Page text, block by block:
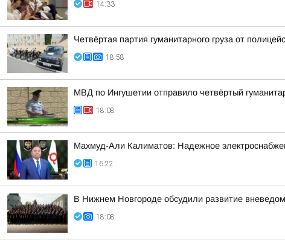
14:33
Четвёртая партия гуманитарного груза от
18:58
МВД по Ингушетии отправило четвёртый
18:08
Махмуд-Али Калиматов: Надежное
16:22
В Нижнем Новгороде обсудили развитие
18:08